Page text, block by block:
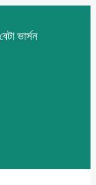
বেটা ভার্সন